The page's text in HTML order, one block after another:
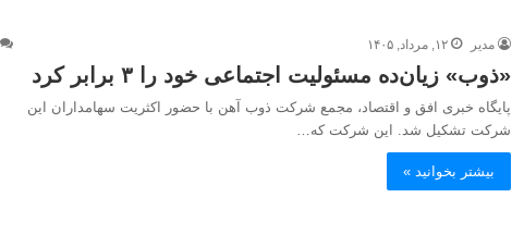
مدیر ۱۲, مرداد, ۱۴۰۵
«ذوب» زیان‌ده مسئولیت اجتماعی خود را ۳ برابر کرد
پایگاه خبری افق و اقتصاد، مجمع شرکت ذوب آهن با حضور اکثریت سهامداران این
شرکت تشکیل شد. این شرکت که…
بیشتر بخوانید »